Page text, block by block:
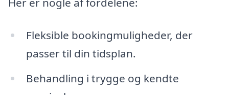
Fleksible bookingmuligheder, der
passer til din tidsplan.
Behandling i trygge og kendte